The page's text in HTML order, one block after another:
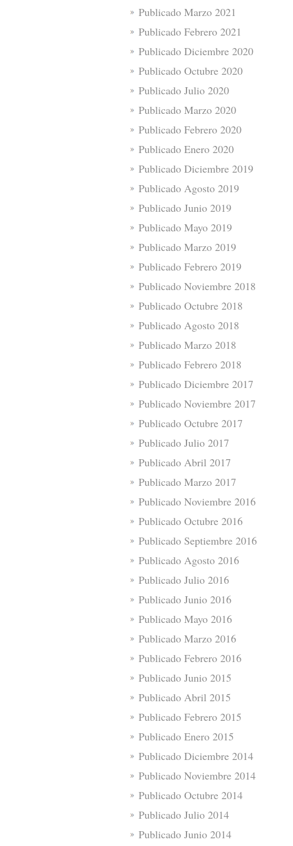
Publicado Marzo 2021
Publicado Febrero 2021
Publicado Diciembre 2020
Publicado Octubre 2020
Publicado Julio 2020
Publicado Marzo 2020
Publicado Febrero 2020
Publicado Enero 2020
Publicado Diciembre 2019
Publicado Agosto 2019
Publicado Junio 2019
Publicado Mayo 2019
Publicado Marzo 2019
Publicado Febrero 2019
Publicado Noviembre 2018
Publicado Octubre 2018
Publicado Agosto 2018
Publicado Marzo 2018
Publicado Febrero 2018
Publicado Diciembre 2017
Publicado Noviembre 2017
Publicado Octubre 2017
Publicado Julio 2017
Publicado Abril 2017
Publicado Marzo 2017
Publicado Noviembre 2016
Publicado Octubre 2016
Publicado Septiembre 2016
Publicado Agosto 2016
Publicado Julio 2016
Publicado Junio 2016
Publicado Mayo 2016
Publicado Marzo 2016
Publicado Febrero 2016
Publicado Junio 2015
Publicado Abril 2015
Publicado Febrero 2015
Publicado Enero 2015
Publicado Diciembre 2014
Publicado Noviembre 2014
Publicado Octubre 2014
Publicado Julio 2014
Publicado Junio 2014